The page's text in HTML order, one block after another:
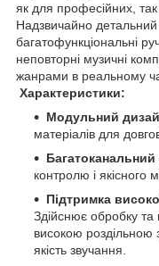
як для професійних, так
Надзвичайно
багатофункціональні
неповторні музичні
жанрами в реальному
Характеристики:
Модульний
матеріалів для
Багатоканальний
контролю і якісного
Підтримка
Здійснює обробку та
високою роздільною
якість звучання.